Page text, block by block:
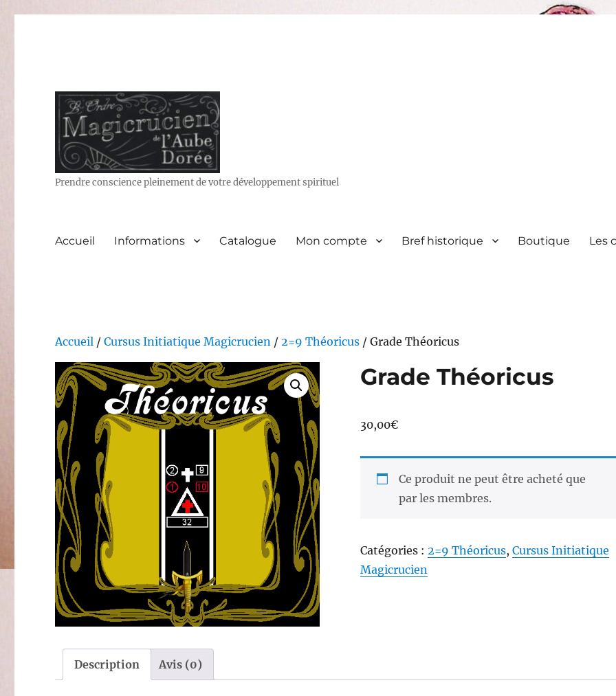
Prendre conscience pleinement de votre développement spirituel
Accueil Informations Catalogue Mon compte Bref historique Boutique Les
Accueil /Cursus Initiatique Magicrucien /2=9 Théoricus / Grade Théoricus
Grade Théoricus
30,00€
Ce produit ne peut être acheté que
par les membres.
Catégories :2=9 Théoricus,Cursus Initiatique
Magicrucien
Description Avis (0)